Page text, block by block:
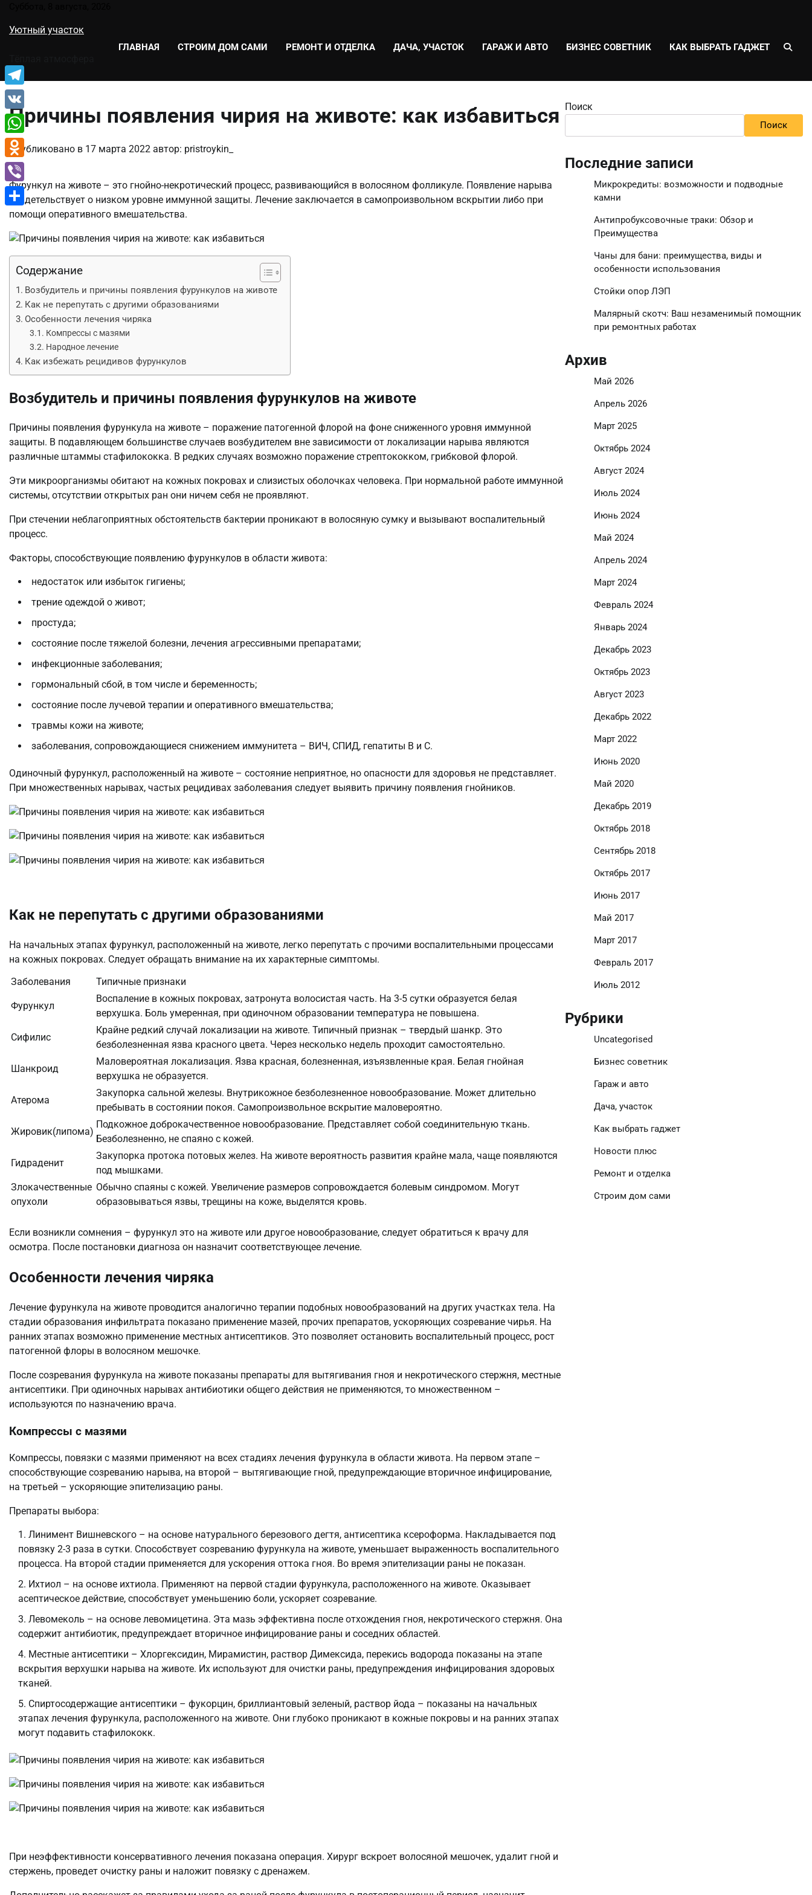
содержимому
Уютный участок
ГЛАВНАЯ СТРОИМ ДОМ САМИ РЕМОНТ И ОТДЕЛКА ДАЧА, УЧАСТОК ГАРАЖ И АВТО БИЗНЕС СОВЕТНИК КАК ВЫБРАТЬ ГАДЖЕТ
Причины появления чирия на животе: как избавиться
Опубликовано в 17 марта 2022 автор: pristroykin_
Фурункул на животе – это гнойно-некротический процесс, развивающийся в волосяном фолликуле. Появление нарыва
свидетельствует о низком уровне иммунной защиты. Лечение заключается в самопроизвольном вскрытии либо при
помощи оперативного вмешательства.
Содержание
Возбудитель и причины появления фурункулов на животе
Как не перепутать с другими образованиями
Особенности лечения чиряка
Компрессы с мазями
Народное лечение
Как избежать рецидивов фурункулов
Возбудитель и причины появления фурункулов на животе
Причины появления фурункула на животе – поражение патогенной флорой на фоне сниженного уровня иммунной
защиты. В подавляющем большинстве случаев возбудителем вне зависимости от локализации нарыва являются
различные штаммы стафилококка. В редких случаях возможно поражение стрептококком, грибковой флорой.
Эти микроорганизмы обитают на кожных покровах и слизистых оболочках человека. При нормальной работе иммунной
системы, отсутствии открытых ран они ничем себя не проявляют.
При стечении неблагоприятных обстоятельств бактерии проникают в волосяную сумку и вызывают воспалительный
процесс.
Факторы, способствующие появлению фурункулов в области живота:
недостаток или избыток гигиены;
трение одеждой о живот;
простуда;
состояние после тяжелой болезни, лечения агрессивными препаратами;
инфекционные заболевания;
гормональный сбой, в том числе и беременность;
состояние после лучевой терапии и оперативного вмешательства;
травмы кожи на животе;
заболевания, сопровождающиеся снижением иммунитета – ВИЧ, СПИД, гепатиты B и C.
Одиночный фурункул, расположенный на животе – состояние неприятное, но опасности для здоровья не представляет.
При множественных нарывах, частых рецидивах заболевания следует выявить причину появления гнойников.
Как не перепутать с другими образованиями
На начальных этапах фурункул, расположенный на животе, легко перепутать с прочими воспалительными процессами
на кожных покровах. Следует обращать внимание на их характерные симптомы.
Заболевания
Типичные признаки
Фурункул
Воспаление в кожных покровах, затронута волосистая часть. На 3-5 сутки образуется белая
верхушка. Боль умеренная, при одиночном образовании температура не повышена.
Сифилис
Крайне редкий случай локализации на животе. Типичный признак – твердый шанкр. Это
безболезненная язва красного цвета. Через несколько недель проходит самостоятельно.
Шанкроид
Маловероятная локализация. Язва красная, болезненная, изъязвленные края. Белая гнойная
верхушка не образуется.
Атерома
Закупорка сальной железы. Внутрикожное безболезненное новообразование. Может длительно
пребывать в состоянии покоя. Самопроизвольное вскрытие маловероятно.
Жировик(липома)
Подкожное доброкачественное новообразование. Представляет собой соединительную ткань.
Безболезненно, не спаяно с кожей.
Гидраденит
Закупорка протока потовых желез. На животе вероятность развития крайне мала, чаще появляются
под мышками.
Злокачественные
опухоли
Обычно спаяны с кожей. Увеличение размеров сопровождается болевым синдромом. Могут
образовываться язвы, трещины на коже, выделятся кровь.
Если возникли сомнения – фурункул это на животе или другое новообразование, следует обратиться к врачу для
осмотра. После постановки диагноза он назначит соответствующее лечение.
Особенности лечения чиряка
Лечение фурункула на животе проводится аналогично терапии подобных новообразований на других участках тела. На
стадии образования инфильтрата показано применение мазей, прочих препаратов, ускоряющих созревание чирья. На
ранних этапах возможно применение местных антисептиков. Это позволяет остановить воспалительный процесс, рост
патогенной флоры в волосяном мешочке.
После созревания фурункула на животе показаны препараты для вытягивания гноя и некротического стержня, местные
антисептики. При одиночных нарывах антибиотики общего действия не применяются, то множественном –
используются по назначению врача.
Компрессы с мазями
Компрессы, повязки с мазями применяют на всех стадиях лечения фурункула в области живота. На первом этапе –
способствующие созреванию нарыва, на второй – вытягивающие гной, предупреждающие вторичное инфицирование,
на третьей – ускоряющие эпителизацию раны.
Препараты выбора:
Линимент Вишневского – на основе натурального березового дегтя, антисептика ксероформа. Накладывается под
повязку 2-3 раза в сутки. Способствует созреванию фурункула на животе, уменьшает выраженность воспалительного
процесса. На второй стадии применяется для ускорения оттока гноя. Во время эпителизации раны не показан.
Ихтиол – на основе ихтиола. Применяют на первой стадии фурункула, расположенного на животе. Оказывает
асептическое действие, способствует уменьшению боли, ускоряет созревание.
Левомеколь – на основе левомицетина. Эта мазь эффективна после отхождения гноя, некротического стержня. Она
содержит антибиотик, предупреждает вторичное инфицирование раны и соседних областей.
Местные антисептики – Хлоргексидин, Мирамистин, раствор Димексида, перекись водорода показаны на этапе
вскрытия верхушки нарыва на животе. Их используют для очистки раны, предупреждения инфицирования здоровых
тканей.
Спиртосодержащие антисептики – фукорцин, бриллиантовый зеленый, раствор йода – показаны на начальных
этапах лечения фурункула, расположенного на животе. Они глубоко проникают в кожные покровы и на ранних этапах
могут подавить стафилококк.
При неэффективности консервативного лечения показана операция. Хирург вскроет волосяной мешочек, удалит гной и
стержень, проведет очистку раны и наложит повязку с дренажем.
Поиск
Поиск
Последние записи
Микрокредиты: возможности и подводные
камни
Антипробуксовочные траки: Обзор и
Преимущества
Чаны для бани: преимущества, виды и
особенности использования
Стойки опор ЛЭП
Малярный скотч: Ваш незаменимый помощник
при ремонтных работах
Архив
Май 2026
Апрель 2026
Март 2025
Октябрь 2024
Август 2024
Июль 2024
Июнь 2024
Май 2024
Апрель 2024
Март 2024
Февраль 2024
Январь 2024
Декабрь 2023
Октябрь 2023
Август 2023
Декабрь 2022
Март 2022
Июнь 2020
Май 2020
Декабрь 2019
Октябрь 2018
Сентябрь 2018
Октябрь 2017
Июнь 2017
Май 2017
Март 2017
Февраль 2017
Июль 2012
Рубрики
Uncategorised
Бизнес советник
Гараж и авто
Дача, участок
Как выбрать гаджет
Новости плюс
Ремонт и отделка
Строим дом сами
Telegram
VK
WhatsApp
Odnoklassniki
Viber
Отправить